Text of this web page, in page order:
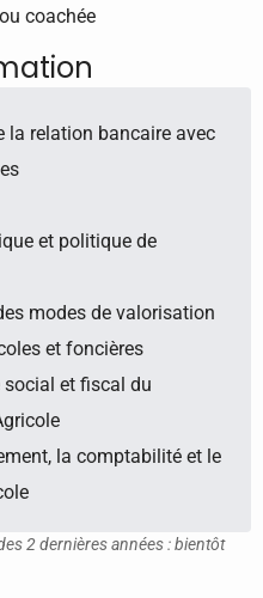
coachée
la relation bancaire avec
et politique de
modes de valorisation
et foncières
social et fiscal du
la comptabilité et le
2 dernières années : bientôt